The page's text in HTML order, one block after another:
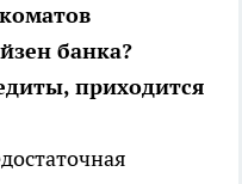
банка?
приходится